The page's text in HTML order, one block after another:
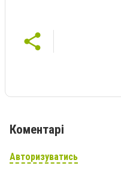
Коментарі
Авторизуватись